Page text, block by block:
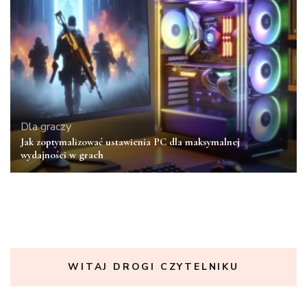
Dla graczy
Jak zoptymalizować ustawienia PC dla maksymalnej
wydajności w grach
WITAJ DROGI CZYTELNIKU